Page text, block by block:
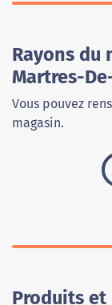
Rayons du
Martres-
Vous pouvez
magasin.
Produits et